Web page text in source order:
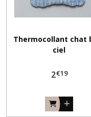
Thermocollant chat
ciel
2€19